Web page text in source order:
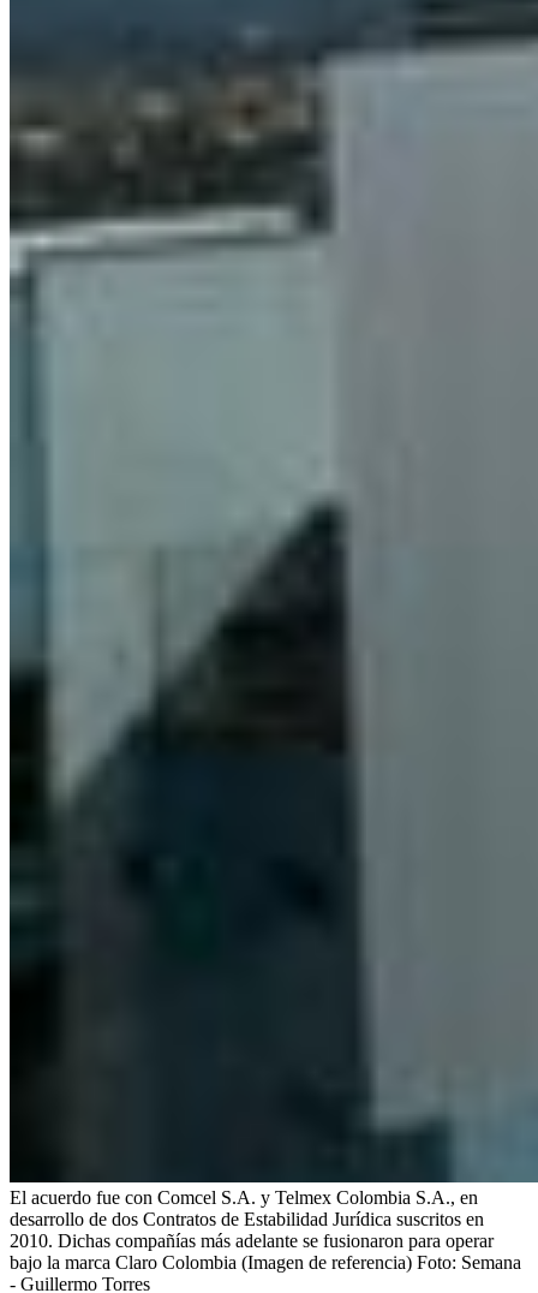
El acuerdo fue con Comcel S.A. y Telmex Colombia S.A., en
desarrollo de dos Contratos de Estabilidad Jurídica suscritos en
2010. Dichas compañías más adelante se fusionaron para operar
bajo la marca Claro Colombia (Imagen de referencia) Foto: Semana
- Guillermo Torres